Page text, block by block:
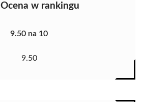
Ocena w rankingu
9.50 na 10
9.50